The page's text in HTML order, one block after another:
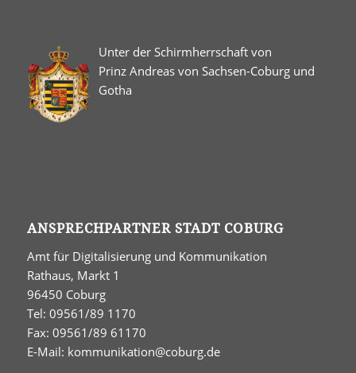
Unter der Schirmherrschaft von
Prinz Andreas von Sachsen-Coburg und
Gotha
ANSPRECHPARTNER STADT COBURG
Amt für Digitalisierung und Kommunikation
Rathaus, Markt 1
96450 Coburg
Tel: 09561/89 1170
Fax: 09561/89 61170
E-Mail: kommunikation@coburg.de